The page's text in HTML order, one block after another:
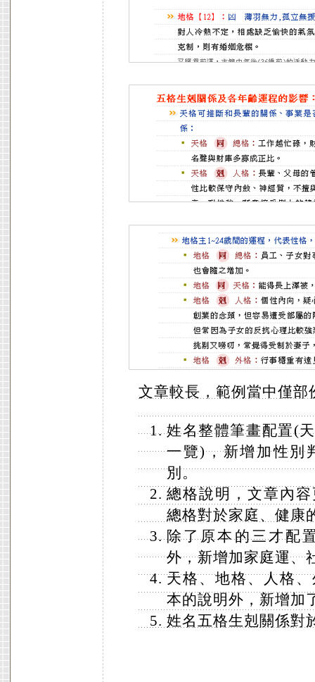
文章較長，範例當中僅
姓名整體筆畫配置(
一覽)，新增加性別
別。
總格說明，文章內
總格對於家庭、健康
除了原本的三才配
外，新增加家庭運、
天格、地格、人格
本的說明外，新增加
姓名五格生剋關係對